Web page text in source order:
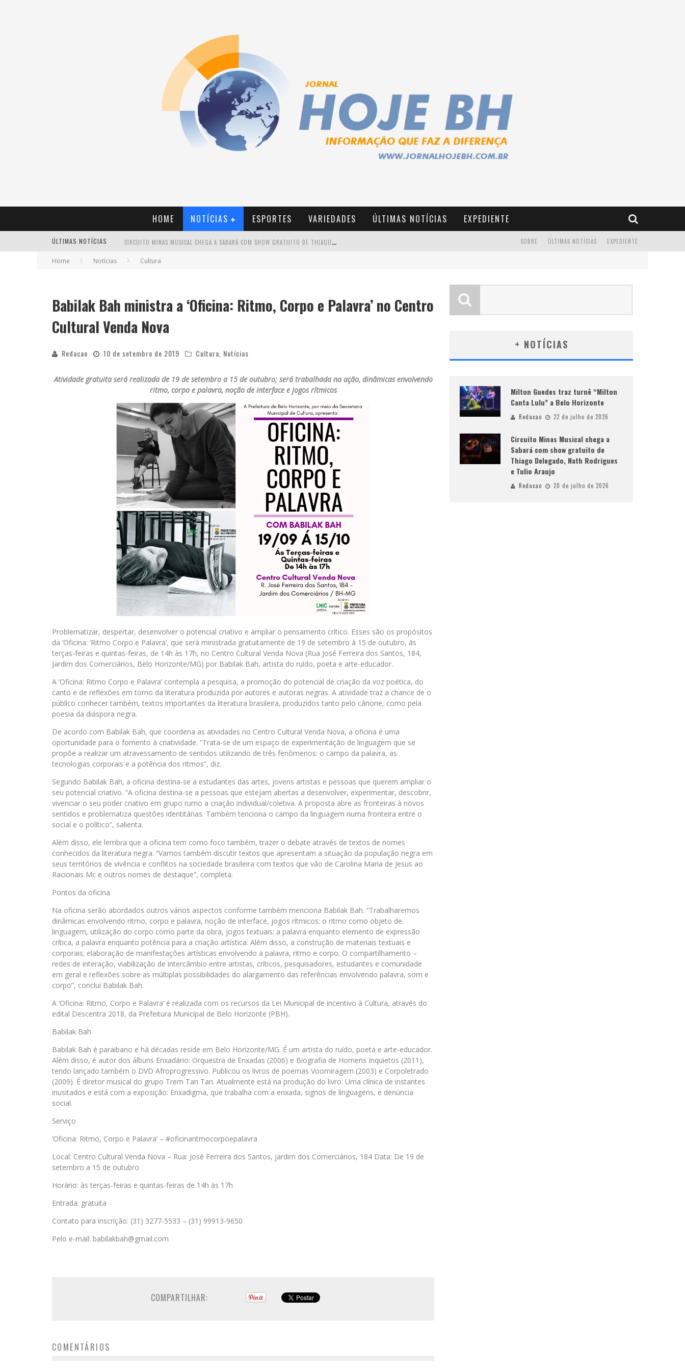
HOME NOTÍCIAS ESPORTES VARIEDADES ÚLTIMAS NOTÍCIAS EXPEDIENTE
ÚLTIMAS NOTÍCIAS C
IRCUITO MINAS MUSICAL CHEGA A SABARÁ COM SHOW GRATUITO DE THIAGO DELEGADO, NATH RODRIGUES E TULIO ARAUJO
MILTON GUEDES TRAZ TURNÊ “MILTON CANTA LULU” A BELO HORIZONTE
EXPEDIENTE
ÚLTIMAS NOTÍCIAS
SOBRE
Home Notícias Cultura
Babilak Bah ministra a ‘Oficina: Ritmo, Corpo e Palavra’ no Centro
Cultural Venda Nova
Redacao 10 de setembro de 2019 Cultura Notícias
Atividade gratuita será realizada de 19 de setembro a 15 de outubro; será trabalhada na ação, dinâmicas envolvendo
ritmo, corpo e palavra, noção de interface e jogos rítmicos
Problematizar, despertar, desenvolver o potencial criativo e ampliar o pensamento crítico. Esses são os propósitos
da ‘Oficina: ‘Ritmo Corpo e Palavra’, que será ministrada gratuitamente de 19 de setembro à 15 de outubro, às
terças-feiras e quintas-feiras, de 14h às 17h, no Centro Cultural Venda Nova (Rua José Ferreira dos Santos, 184,
Jardim dos Comerciários, Belo Horizonte/MG) por Babilak Bah, artista do ruído, poeta e arte­-educador.
A ‘Oficina: Ritmo Corpo e Palavra’ contempla a pesquisa, a promoção do potencial de criação da voz poética, do
canto e de reflexões em torno da literatura produzida por autores e autoras negras. A atividade traz a chance de o
público conhecer também, textos importantes da literatura brasileira, produzidos tanto pelo cânone, como pela
poesia da diáspora negra.
De acordo com Babilak Bah, que coordena as atividades no Centro Cultural Venda Nova, a oficina é uma
oportunidade para o fomento à criatividade. “Trata-se de um espaço de experimentação de linguagem que se
propõe a realizar um atravessamento de sentidos utilizando de três fenômenos: o campo da palavra, as
tecnologias corporais e a potência dos ritmos”, diz.
Segundo Babilak Bah, a oficina destina-se a estudantes das artes, jovens artistas e pessoas que querem ampliar o
seu potencial criativo. “A oficina destina-se a pessoas que estejam abertas a desenvolver, experimentar, descobrir,
vivenciar o seu poder criativo em grupo rumo a criação individual/coletiva. A proposta abre as fronteiras à novos
sentidos e problematiza questões identitárias. Também tenciona o campo da linguagem numa fronteira entre o
social e o político”, salienta.
Além disso, ele lembra que a oficina tem como foco também, trazer o debate através de textos de nomes
conhecidos da literatura negra. “Vamos também discutir textos que apresentam a situação da população negra em
seus territórios de vivência e conflitos na sociedade brasileira com textos que vão de Carolina Maria de Jesus ao
Racionais Mc e outros nomes de destaque”, completa.
Pontos da oficina
Na oficina serão abordados outros vários aspectos conforme também menciona Babilak Bah. “Trabalharemos
dinâmicas envolvendo ritmo, corpo e palavra, noção de interface, jogos rítmicos: o ritmo como objeto de
linguagem, utilização do corpo como parte da obra, jogos textuais: a palavra enquanto elemento de expressão
crítica, a palavra enquanto potência para a criação artística. Além disso, a construção de materiais textuais e
corporais; elaboração de manifestações artísticas envolvendo a palavra, ritmo e corpo. O compartilhamento –
redes de interação, viabilização de intercâmbio entre artistas, críticos, pesquisadores, estudantes e comunidade
em geral e reflexões sobre as múltiplas possibilidades do alargamento das referências envolvendo palavra, som e
corpo”, conclui Babilak Bah.
A ‘Oficina: Ritmo, Corpo e Palavra’ é realizada com os recursos da Lei Municipal de incentivo à Cultura, através do
edital Descentra 2018, da Prefeitura Municipal de Belo Horizonte (PBH).
Babilak Bah
Babilak Bah é paraibano e há décadas reside em Belo Horizonte/MG. É um artista do ruído, poeta e arte-educador.
Além disso, é autor dos álbuns Enxadário: Orquestra de Enxadas (2006) e Biografia de Homens Inquietos (2011),
tendo lançado também o DVD Afroprogressivo. Publicou os livros de poemas Voomiragem (2003) e Corpoletrado
(2009). É diretor musical do grupo Trem Tan Tan. Atualmente está na produção do livro: Uma clínica de instantes
inusitados e está com a exposição: Enxadigma, que trabalha com a enxada, signos de linguagens, e denúncia
social.
Serviço
‘Oficina: Ritmo, Corpo e Palavra’ – #oficinaritmocorpoepalavra
Local: Centro Cultural Venda Nova – Rua: José Ferreira dos Santos, jardim dos Comerciários, 184 Data: De 19 de
setembro a 15 de outubro
Horário: às terças-feiras e quintas-feiras de 14h às 17h
Entrada: gratuita
Contato para inscrição: (31) 3277-5533 – (31) 99913-9650
Pelo e-mail: babilakbah@gmail.com
COMPARTILHAR:
COMENTÁRIOS
+ NOTÍCIAS
Milton Guedes traz turnê “Milton
Canta Lulu” a Belo Horizonte
Redacao 22 de julho de 2026
Circuito Minas Musical chega a
Sabará com show gratuito de
Thiago Delegado, Nath Rodrigues
e Tulio Araujo
Redacao 20 de julho de 2026